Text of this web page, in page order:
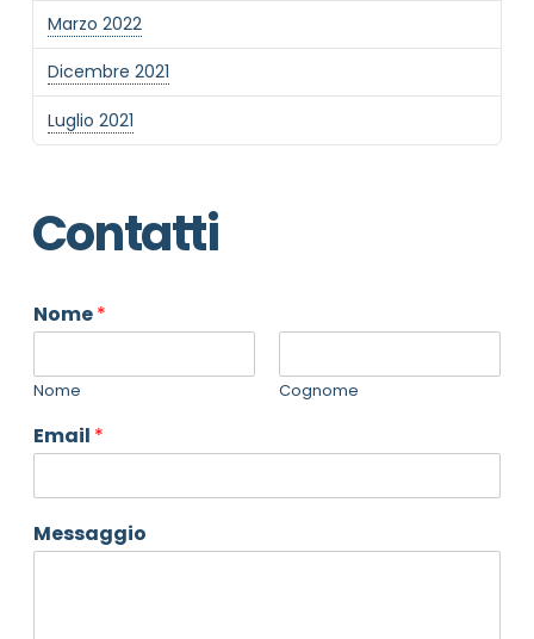
Marzo 2022
Dicembre 2021
Luglio 2021
Contatti
Nome*
Nome Cognome
Email *
Messaggio